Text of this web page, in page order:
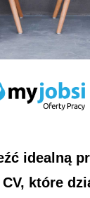
idealną
które